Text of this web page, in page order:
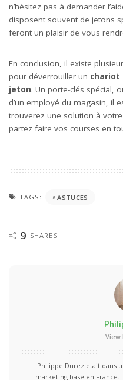
n’hésitez pas à demander
disposent souvent de jetons
feront un plaisir de vous
En conclusion, il existe
pour déverrouiller un chariot
jeton. Un porte-clés spécial,
d’un employé du magasin, il
trouverez une solution à
partez faire vos courses en
TAGS: ASTUCES
9 SHARES
View
Philippe Durez etait dans
marketing basé en